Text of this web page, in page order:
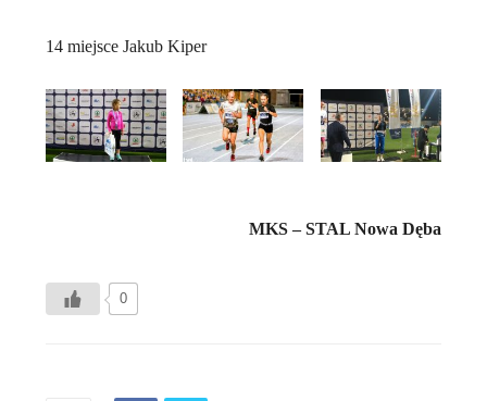
14 miejsce Jakub Kiper
MKS – STAL Nowa Dęba
0